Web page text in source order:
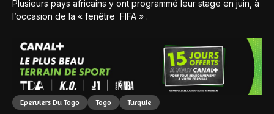
Plusieurs pays africains y ont programmé leur stage en juin, à
l’occasion de la « fenêtre FIFA » .
Eperviers Du Togo Togo Turquie